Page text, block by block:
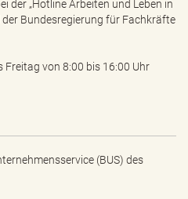
der „Hotline Arbeiten und Leben in
Bundesregierung für Fachkräfte
Freitag von 8:00 bis 16:00 Uhr
(BUS) des